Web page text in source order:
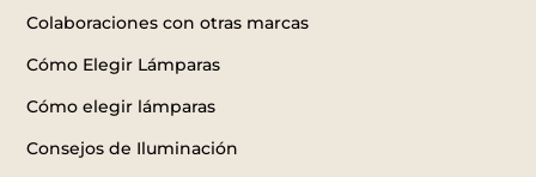
Colaboraciones con otras marcas
Cómo Elegir Lámparas
Cómo elegir lámparas
Consejos de Iluminación